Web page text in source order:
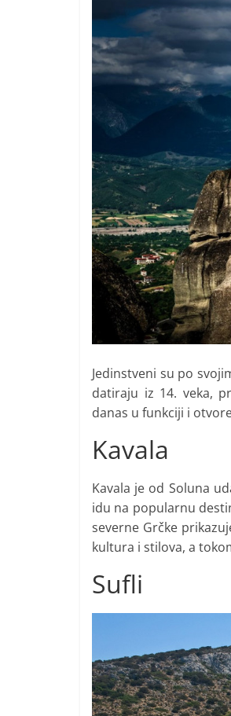
Jedinstveni su po
datiraju iz 14. veka,
danas u funkciji i
Kavala
Kavala je od Soluna
idu na popularnu
severne Grčke
kultura i stilova, a
Sufli